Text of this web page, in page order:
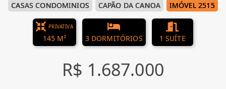
CASAS CONDOMINIOS CAPÃO DA CANOA IMÓVEL 2515
PRIVATIVA
145 M² 3 DORMITÓRIOS 1 SUÍTE
R$ 1.687.000